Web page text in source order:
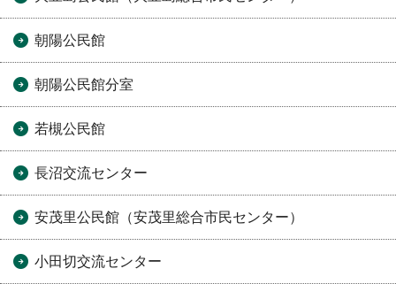
朝陽公民館
朝陽公民館分室
若槻公民館
長沼交流センター
安茂里公民館（安茂里総合市民センター）
小田切交流センター